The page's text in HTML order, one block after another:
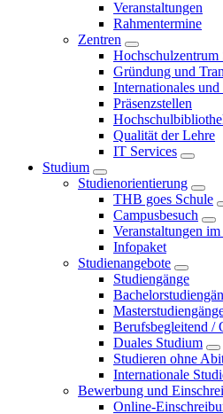
Veranstaltungen
Rahmentermine
Zentren
Hochschulzentrum
Gründung und
Internationales und
Präsenzstellen
Qualität der Lehre
IT Services
Studium
Studienorientierung
THB goes Schule
Campusbesuch
Veranstaltungen
Infopaket
Studienangebote
Studiengänge
Berufsbegleitend /
Duales Studium
Studieren ohne
Internationale
Bewerbung und
Online-